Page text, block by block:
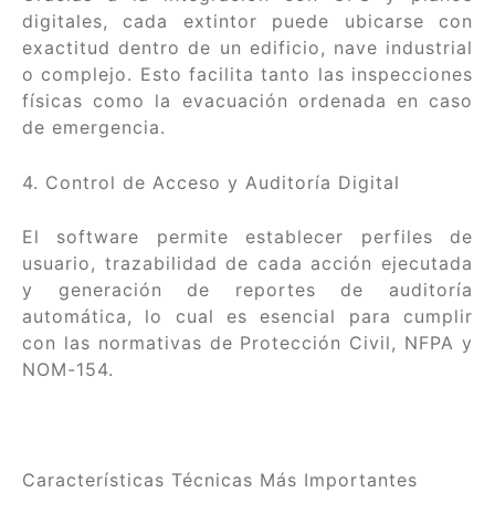
digitales, cada extintor puede ubicarse con
exactitud dentro de un edificio, nave industrial
o complejo. Esto facilita tanto las inspecciones
físicas como la evacuación ordenada en caso
de emergencia.
4. Control de Acceso y Auditoría Digital
El software permite establecer perfiles de
usuario, trazabilidad de cada acción ejecutada
y generación de reportes de auditoría
automática, lo cual es esencial para cumplir
con las normativas de Protección Civil, NFPA y
NOM-154.
Características Técnicas Más Importantes